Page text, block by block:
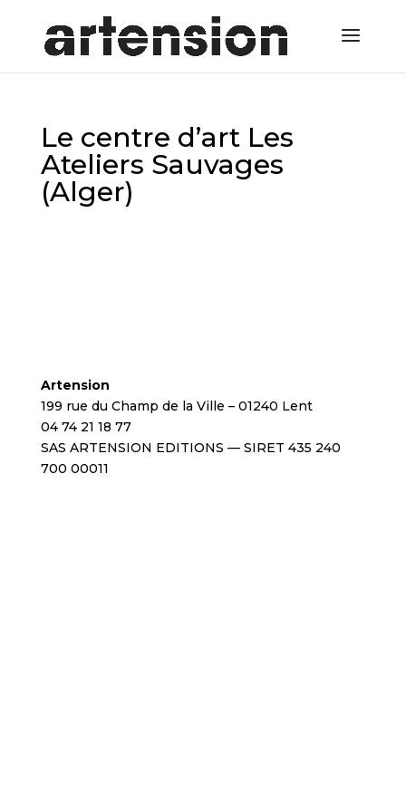
Le centre d’art Les
Ateliers Sauvages
(Alger)
Artension
199 rue du Champ de la Ville – 01240 Lent
04 74 21 18 77
SAS ARTENSION EDITIONS — SIRET 435 240
700 00011